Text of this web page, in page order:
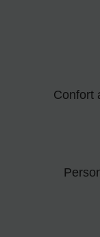
Confort